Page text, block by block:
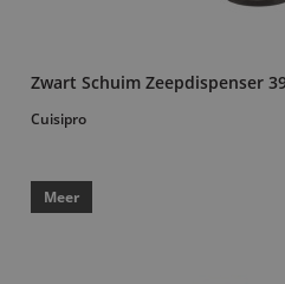
Zwart Schuim Zeepdispenser
Cuisipro
Meer